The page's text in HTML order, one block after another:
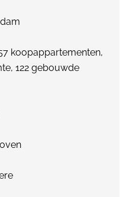
koopappartementen,
122 gebouwde